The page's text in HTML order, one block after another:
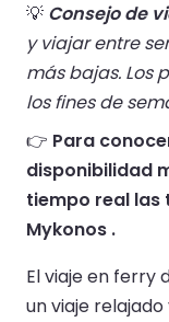
💡 Consejo de
y viajar entre
más bajas. Los
los fines de
👉 Para
disponibilidad
tiempo real las
Mykonos .
El viaje en ferry
un viaje